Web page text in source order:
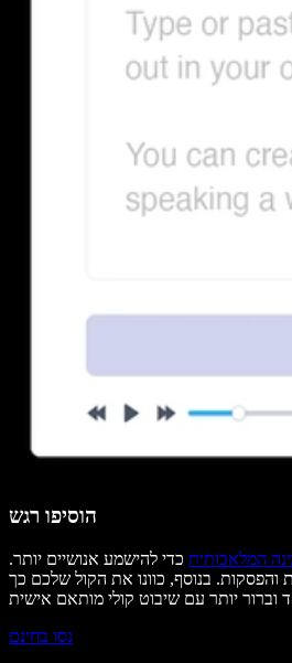
הוסיפו רגש
המלאכותית כדי להישמע אנושיים יותר.
והפסקות. בנוסף, כוונו את הקול שלכם כך
נסו בחינם